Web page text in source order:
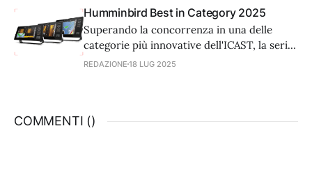
Humminbird Best in Category 2025
Superando la concorrenza in una delle
categorie più innovative dell'ICAST, la serie
XPLORE di Humminbird si è aggiudicata il
posizione di Humminbird all'avanguardia
REDAZIONE 18 LUG 2025
COMMENTI ()